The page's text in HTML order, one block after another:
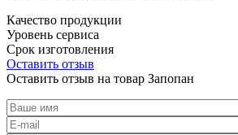
Качество продукции
Уровень сервиса
Срок изготовления
Оставить отзыв
Оставить отзыв на товар Запопан